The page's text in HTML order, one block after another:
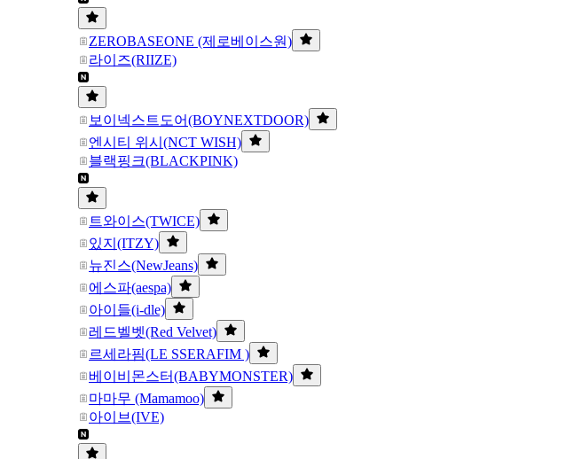
ZEROBASEONE (제로베이스원)
라이즈(RIIZE)
보이넥스트도어(BOYNEXTDOOR)
엔시티 위시(NCT WISH)
블랙핑크(BLACKPINK)
트와이스(TWICE)
있지(ITZY)
뉴진스(NewJeans)
에스파(aespa)
아이들(i-dle)
레드벨벳(Red Velvet)
르세라핌(LE SSERAFIM )
베이비몬스터(BABYMONSTER)
마마무 (Mamamoo)
아이브(IVE)